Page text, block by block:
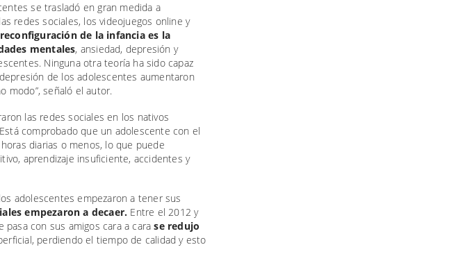
se trasladó en gran medida a
redes sociales, los videojuegos online y
de la infancia es la
mentales, ansiedad, depresión y
Ninguna otra teoría ha sido capaz
de los adolescentes aumentaron
modo”, señaló el autor.
las redes sociales en los nativos
comprobado que un adolescente con el
diarias o menos, lo que puede
aprendizaje insuficiente, accidentes y
adolescentes empezaron a tener sus
empezaron a decaer. Entre el 2012 y
con sus amigos cara a carase redujo
perdiendo el tiempo de calidad y esto